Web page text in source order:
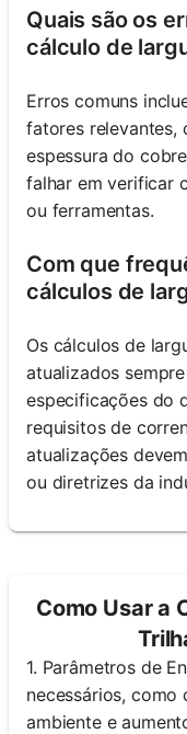
Quais são os
cálculo de
Erros comuns
fatores relevantes,
espessura do
falhar em verificar
ou ferramentas.
Com que
cálculos de
Os cálculos de
atualizados
especificações do
requisitos de
atualizações
ou diretrizes da
Como Usar a
1. Parâmetros de
necessários, como
ambiente e